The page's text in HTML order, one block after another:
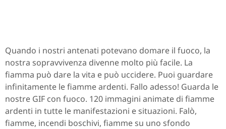
Quando i nostri antenati potevano domare il fuoco, la
nostra sopravvivenza divenne molto più facile. La
fiamma può dare la vita e può uccidere. Puoi guardare
infinitamente le fiamme ardenti. Fallo adesso! Guarda le
nostre GIF con fuoco. 120 immagini animate di fiamme
ardenti in tutte le manifestazioni e situazioni. Falò,
fiamme, incendi boschivi, fiamme su uno sfondo